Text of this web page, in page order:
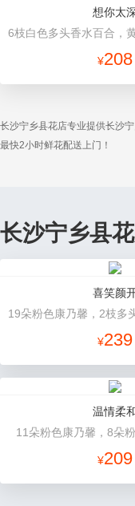
想你太
¥208
长沙宁乡县花店专业提供长沙
最快2小时鲜花配送上门！
长沙宁乡县
喜笑颜
¥239
温情柔
11朵粉色康乃馨，8朵
¥209